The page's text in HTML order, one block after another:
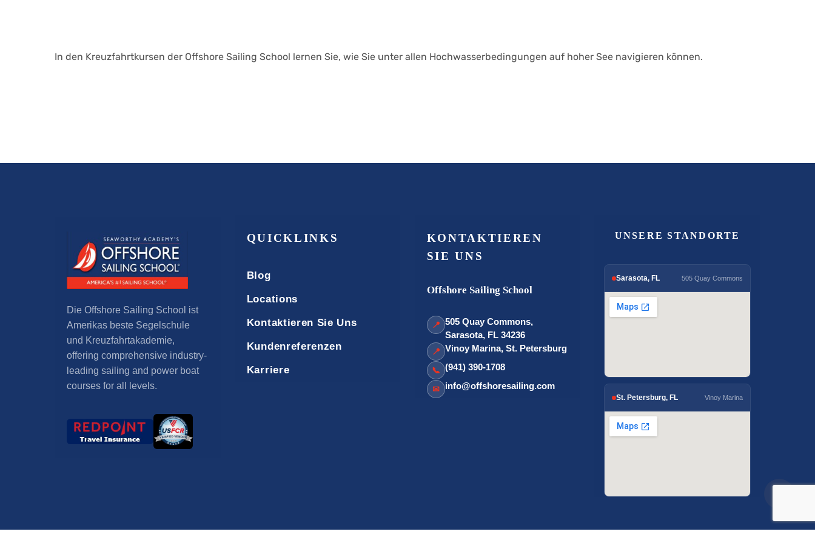
In den Kreuzfahrtkursen der Offshore Sailing School lernen Sie, wie Sie unter allen Hochwasserbedingungen auf hoher See navigieren können.
Die Offshore Sailing School ist
Amerikas beste Segelschule
und Kreuzfahrtakademie,
offering comprehensive industry-
leading sailing and power boat
courses for all levels.
QUICKLINKS
Blog
Locations
Kontaktieren Sie Uns
Kundenreferenzen
Karriere
KONTAKTIEREN
SIE UNS
Offshore Sailing School
📍 505 Quay Commons,
Sarasota, FL 34236
📍 Vinoy Marina, St. Petersburg
📞 (941) 390-1708
✉ info@offshoresailing.com
UNSERE STANDORTE
Sarasota, FL 505 Quay Commons
St. Petersburg, FL Vinoy Marina